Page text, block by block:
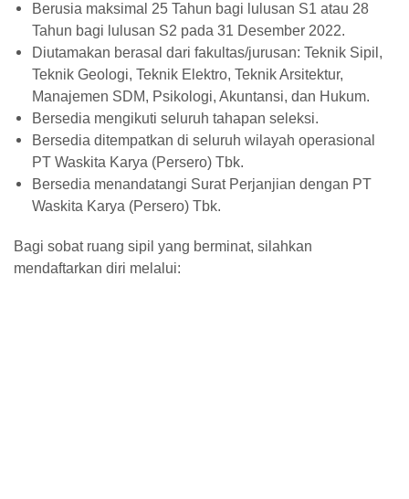
Berusia maksimal 25 Tahun bagi lulusan S1 atau 28
Tahun bagi lulusan S2 pada 31 Desember 2022.
Diutamakan berasal dari fakultas/jurusan: Teknik Sipil,
Teknik Geologi, Teknik Elektro, Teknik Arsitektur,
Manajemen SDM, Psikologi, Akuntansi, dan Hukum.
Bersedia mengikuti seluruh tahapan seleksi.
Bersedia ditempatkan di seluruh wilayah operasional
PT Waskita Karya (Persero) Tbk.
Bersedia menandatangi Surat Perjanjian dengan PT
Waskita Karya (Persero) Tbk.
Bagi sobat ruang sipil yang berminat, silahkan
mendaftarkan diri melalui: